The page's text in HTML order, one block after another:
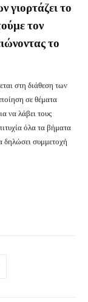
το
τον
το
στη διάθεση των
σε θέματα
να λάβει τους
όλα τα βήματα
συμμετοχή